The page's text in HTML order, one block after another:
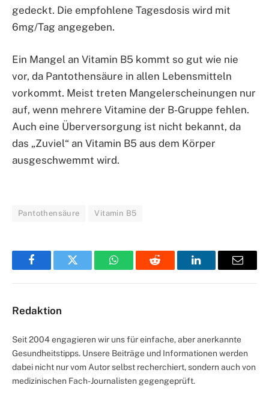
gedeckt. Die empfohlene Tagesdosis wird mit
6mg/Tag angegeben.
Ein Mangel an Vitamin B5 kommt so gut wie nie
vor, da Pantothensäure in allen Lebensmitteln
vorkommt. Meist treten Mangelerscheinungen nur
auf, wenn mehrere Vitamine der B-Gruppe fehlen.
Auch eine Überversorgung ist nicht bekannt, da
das „Zuviel“ an Vitamin B5 aus dem Körper
ausgeschwemmt wird.
Pantothensäure Vitamin B5
FacebookTwitter WhatsAppReddit LinkedInEmail
Redaktion
Seit 2004 engagieren wir uns für einfache, aber anerkannte
Gesundheitstipps. Unsere Beiträge und Informationen werden
dabei nicht nur vom Autor selbst recherchiert, sondern auch von
medizinischen Fach-Journalisten gegengeprüft.